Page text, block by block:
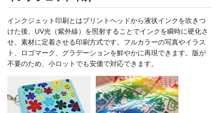
インクジェット印刷とはプリントヘッドから液状インクを吹きつ
けた後、UV光（紫外線）を照射することでインクを瞬時に硬化さ
せ、素材に定着させる印刷方式です。フルカラーの写真やイラス
ト、ロゴマーク、グラデーションを鮮やかに再現できます。版が
不要のため、小ロットでも安価で対応できます。